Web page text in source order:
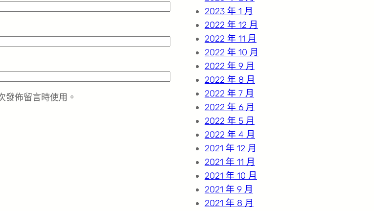
發佈留言時使用。
2023 年 1 月
2022 年 12 月
2022 年 11 月
2022 年 10 月
2022 年 9 月
2022 年 8 月
2022 年 7 月
2022 年 6 月
2022 年 5 月
2022 年 4 月
2021 年 12 月
2021 年 11 月
2021 年 10 月
2021 年 9 月
2021 年 8 月